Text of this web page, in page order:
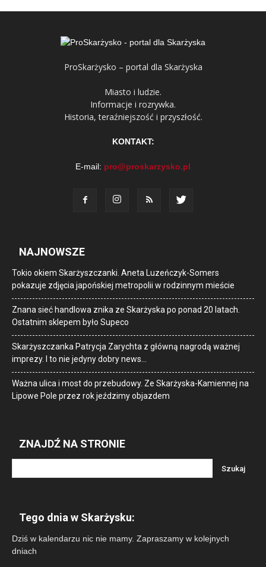
ProSkarżysko – portal dla Skarżyska
Miasto i ludzie.
Informacje i rozrywka.
Historia, teraźniejszość i przyszłość.
KONTAKT:
E-mail: pro@proskarzysko.pl
NAJNOWSZE
Tokio okiem Skarżyszczanki. Aneta Luzeńczyk-Somers
pokazuje zdjęcia japońskiej metropolii w rodzinnym mieście
Znana sieć handlowa znika ze Skarżyska po ponad 20 latach.
Ostatnim sklepem było Supeco
Skarżyszczanka Patrycja Zarychta z główną nagrodą ważnej
imprezy. I to nie jedyny dobry news…
Ważna ulica i most do przebudowy. Ze Skarżyska-Kamiennej na
Lipowe Pole przez rok jeździmy objazdem
ZNAJDŹ NA STRONIE
Tego dnia w Skarżysku:
Dziś w kalendarzu nic nie mamy. Zapraszamy w kolejnych
dniach